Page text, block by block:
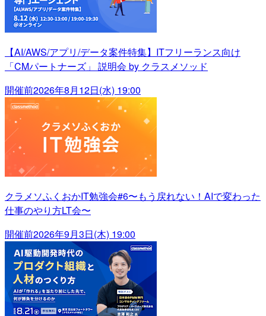
【AI/AWS/アプリ/データ案件特集】ITフリーランス向け
「CMパートナーズ」 説明会 by クラスメソッド
開催前2026年8月12日(水) 19:00
クラメソふくおかIT勉強会#6〜もう戻れない！AIで変わった
仕事のやり方LT会〜
開催前2026年9月3日(木) 19:00